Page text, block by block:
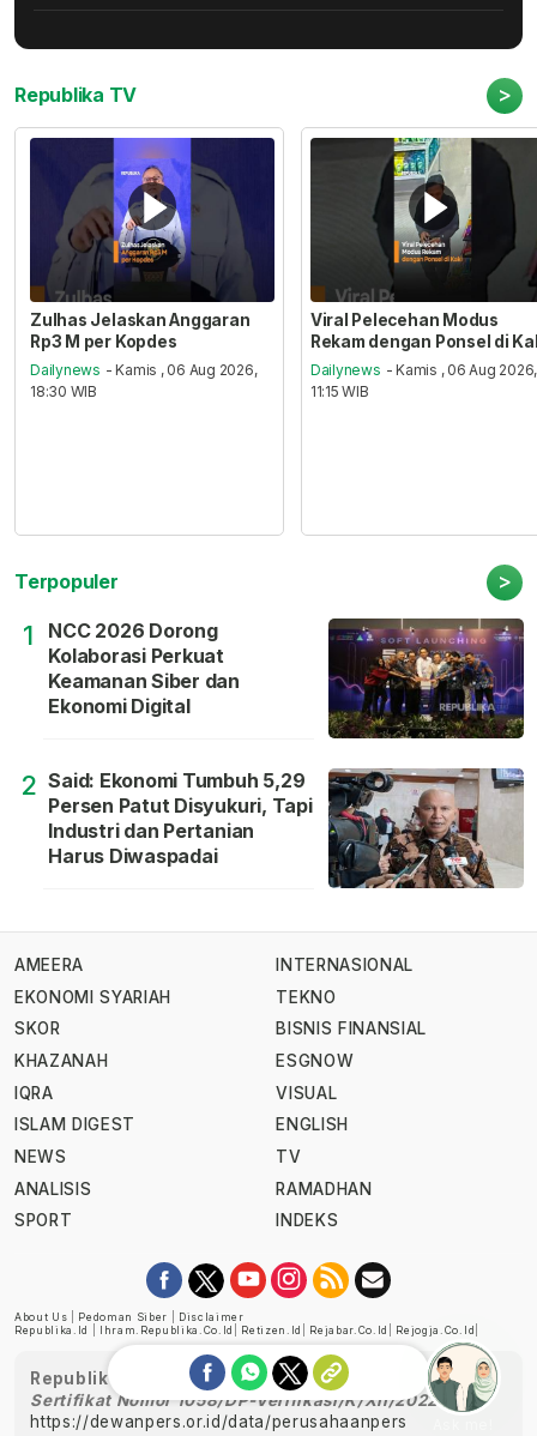
Republika TV >
Zulhas Jelaskan Anggaran
Rp3 M per Kopdes
Dailynews - Kamis , 06 Aug 2026,
18:30 WIB
Viral Pelecehan Modus
Rekam dengan Ponsel di
Dailynews - Kamis , 06 Aug 2026,
11:15 WIB
Terpopuler >
1
NCC 2026 Dorong
Kolaborasi Perkuat
Keamanan Siber dan
Ekonomi Digital
2 Said: Ekonomi Tumbuh 5,29
Persen Patut Disyukuri, Tapi
Industri dan Pertanian
Harus Diwaspadai
AMEERA
EKONOMI SYARIAH
SKOR
KHAZANAH
IQRA
ISLAM DIGEST
NEWS
ANALISIS
SPORT
INTERNASIONAL
TEKNO
BISNIS FINANSIAL
ESGNOW
VISUAL
ENGLISH
TV
RAMADHAN
INDEKS
About Us Pedoman Siber
Disclaimer
Republika.id
Ihram.republika.co.id Retizen.id Rejabar.co.id Rejogja.co.id
Republika telah diverifikasi oleh Dewan Pers
Sertifikat Nomor 1058/DP-Verifikasi/K/XII/2022
https://dewanpers.or.id/data/perusahaanpers